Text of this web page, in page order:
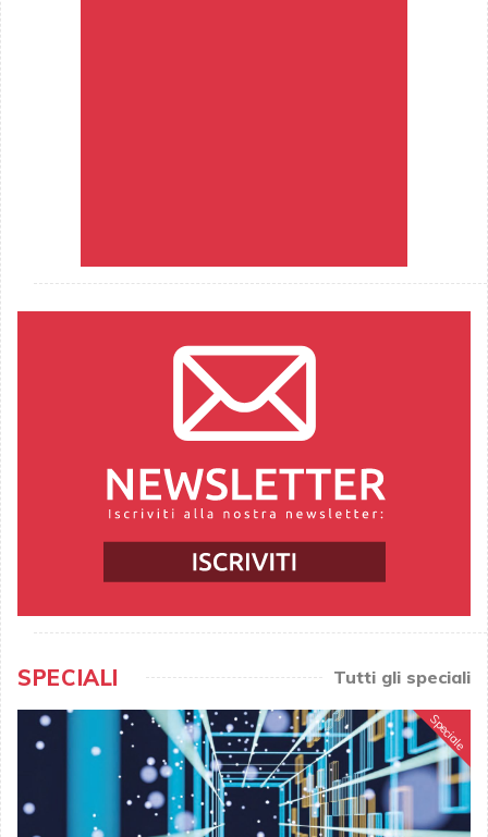
SPECIALI Tutti gli speciali
Speciale